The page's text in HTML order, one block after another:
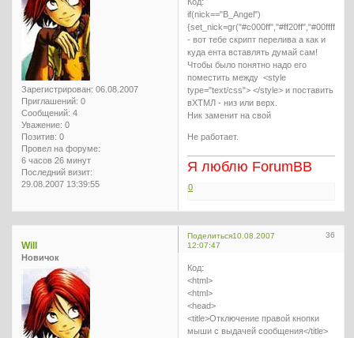
Зарегистрирован: 06.08.2007
Приглашений: 0
Сообщений: 4
Уважение: 0
Позитив: 0
Провел на форуме:
6 часов 26 минут
Последний визит:
29.08.2007 13:39:55
Код:
if(nick=="B_Angel")
- вот тебе скрипт перелива а как и
куда ента вставлять думай сам!
Чтобы было понятно надо его
поместить между <style
type="text/css"> </style> и поставить
вХТМЛ - низ или верх.
Ник заменит на свой
Не работает.
Я люблю ForumBB
0
Поделиться 36
10.08.2007
12:07:47
Will
Новичок
Код:
<html>
<html>
<head>
<title>Отключение правой кнопки
мыши с выдачей сообщения</title>